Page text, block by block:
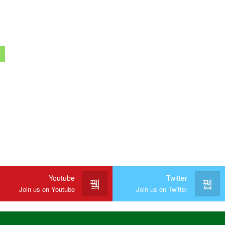
Twitter
Join us on Twitter
Youtube
Join us on Youtube